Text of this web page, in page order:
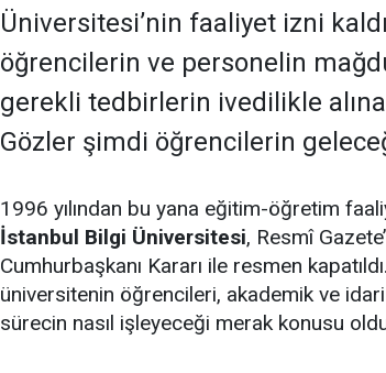
Üniversitesi’nin faaliyet izni
öğrencilerin ve personelin
gerekli tedbirlerin ivedilikle
Gözler şimdi öğrencilerin
1996 yılından bu yana eğitim-öğretim
İstanbul Bilgi Üniversitesi, Resmî
Cumhurbaşkanı Kararı ile resmen
üniversitenin öğrencileri, akademik ve idari
sürecin nasıl işleyeceği merak konusu